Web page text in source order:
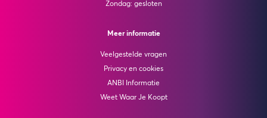
Zondag: gesloten
Meer informatie
Veelgestelde vragen
Privacy en cookies
ANBI Informatie
Weet Waar Je Koopt